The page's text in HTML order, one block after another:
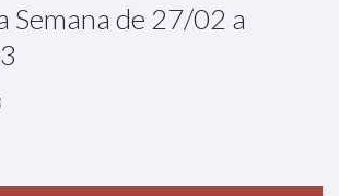
Semana de 27/02 a